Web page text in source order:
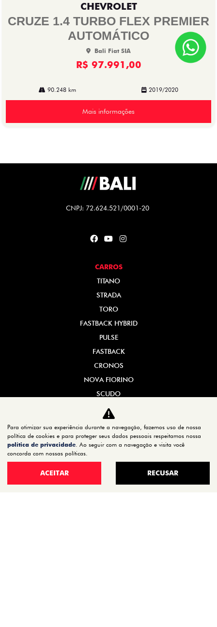
lhe
CHEVROLET
CRUZE 1.4 TURBO FLEX PREMIER
AUTOMÁTICO
Bali Fiat SIA
R$ 97.991,00
90.248 km 2019/2020
Mais informações
CNPJ: 72.624.521/0001-20
CARROS
TITANO
STRADA
TORO
FASTBACK HYBRID
PULSE
FASTBACK
CRONOS
NOVA FIORINO
SCUDO
NOVO DUCATO
MOBI
ARGO
Para otimizar sua experiência durante a navegação, fazemos uso de nossa
política de cookies e para proteger seus dados pessoais respeitamos nossa
política de privacidade. Ao seguir com a navegação e visita você
concorda com nossas políticas.
ACEITAR RECUSAR